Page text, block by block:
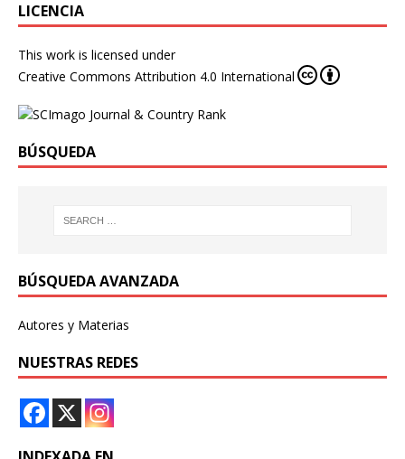
LICENCIA
This work is licensed under
Creative Commons Attribution 4.0 International
BÚSQUEDA
BÚSQUEDA AVANZADA
Autores y Materias
NUESTRAS REDES